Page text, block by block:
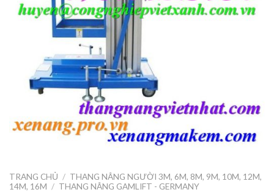
TRANG CHỦ / THANG NÂNG NGƯỜI 3M, 6M, 8M, 9M, 10M, 12M,
14M, 16M / THANG NÂNG GAMLIFT - GERMANY